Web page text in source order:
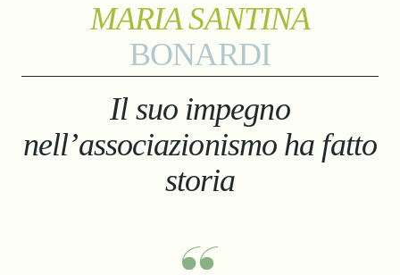
MARIA SANTINA
BONARDI
Il suo impegno
nell’associazionismo ha fatto
storia